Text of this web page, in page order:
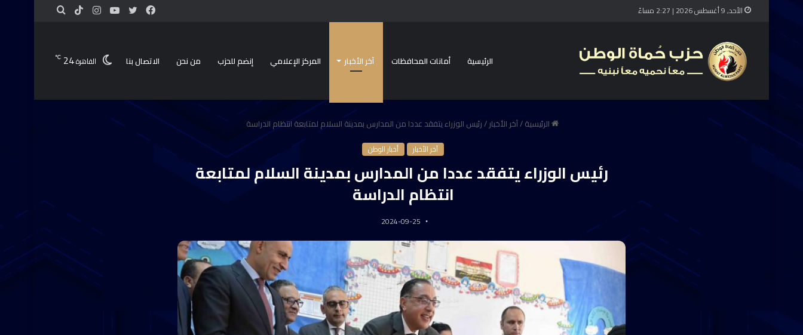
الأحد, 9 أغسطس 2026 | 2:27 مساءً
الرئيسية أمانات المحافظات آخر الأخبار المركز الإعلامي إنضم للحزب من نحن الاتصال بنا القاهرة24
℃
الرئيسية/آخر الأخبار/رئيس الوزراء يتفقد عددا من المدارس بمدينة السلام لمتابعة انتظام الدراسة
آخر الأخبار أخبار الوطن
رئيس الوزراء يتفقد عددا من المدارس بمدينة السلام لمتابعة
انتظام الدراسة
2024-09-25